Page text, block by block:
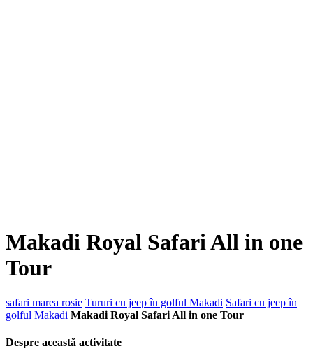
Makadi Royal Safari All in one
Tour
safari marea rosie Tururi cu jeep în golful Makadi Safari cu jeep în
golful Makadi Makadi Royal Safari All in one Tour
Despre această activitate